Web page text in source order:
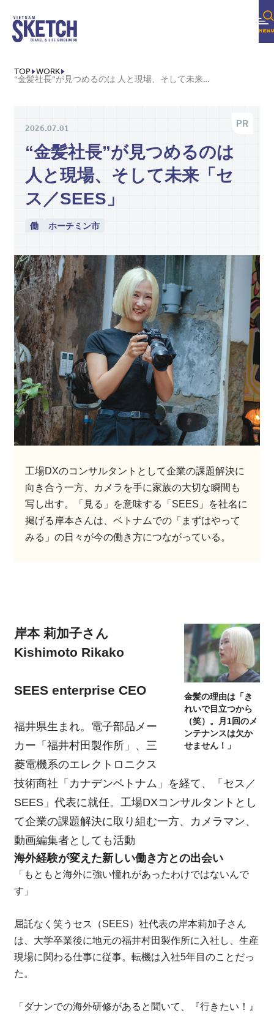
TOP WORK
“金髪社長”が見つめるのは 人と現場、そして未来「セス／SEES」
2026.07.01
“金髪社長”が見つめるのは
人と現場、そして未来「セ
ス／SEES」
働 ホーチミン市
工場DXのコンサルタントとして企業の課題解決に
向き合う一方、カメラを手に家族の大切な瞬間も
写し出す。「見る」を意味する「SEES」を社名に
掲げる岸本さんは、ベトナムでの「まずはやって
みる」の日々が今の働き方につながっている。
金髪の理由は「き
れいで目立つから
（笑）。月1回のメ
ンテナンスは欠か
せません！」
岸本 莉加子さん
Kishimoto Rikako
SEES enterprise CEO
福井県生まれ。電子部品メー
カー「福井村田製作所」、三
菱電機系のエレクトロニクス
技術商社「カナデンベトナム」を経て、「セス／
SEES」代表に就任。工場DXコンサルタントとし
て企業の課題解決に取り組む一方、カメラマン、
動画編集者としても活動
海外経験が変えた新しい働き方との出会い
「もともと海外に強い憧れがあったわけではないんで
す」
屈託なく笑うセス（SEES）社代表の岸本莉加子さん
は、大学卒業後に地元の福井村田製作所に入社し、生産
現場に関わる仕事に従事。転機は入社5年目のことだっ
た。
「ダナンでの海外研修があると聞いて、『行きたい！』